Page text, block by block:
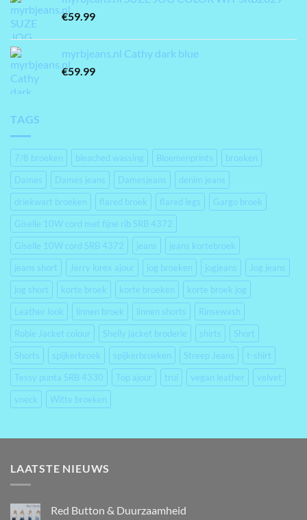
€59.99
myrbjeans.nl Cathy dark blue
€59.99
TAGS
7/8 broeken bleached wassing Bloemenprints
broeken
Dames
Dames jeans Damesjeans
denim jeans
driekwart broeken
flared broek flared legs
Gargo broek
Giselle 10W cord met fijne rib SRB 4372
Giselle 10W cord SRB 4372
jeans
jeans kortebroek
jeans short
Jerry lurex ajour jog broeken jogjeans
Jog jeans
jog short
korte broek korte broeken
korte broek jog
Leather look
linnen broek linnen shorts
Rinsewash
Robie Jacket colour
Shelly jacket broderie shirts
Short
Shorts
spijkerbroek spijkerbroeken Streep Jeans
t-shirt
Tessy punta SRB 4330
Top ajour trui vegan leather
velvet
vneck
Witte broeken
LAATSTE NIEUWS
Red Button & Duurzaamheid